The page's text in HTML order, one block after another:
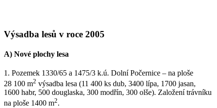
Výsadba lesů v roce 2005
A) Nové plochy lesa
1. Pozemek 1330/65 a 1475/3 k.ú. Dolní Počernice – na ploše
28 100 m2 výsadba lesa (11 400 ks dub, 3400 lípa, 1700 jasan,
1600 habr, 500 douglaska, 300 modřín, 300 olše). Založení trávníku
na ploše 1400 m2.